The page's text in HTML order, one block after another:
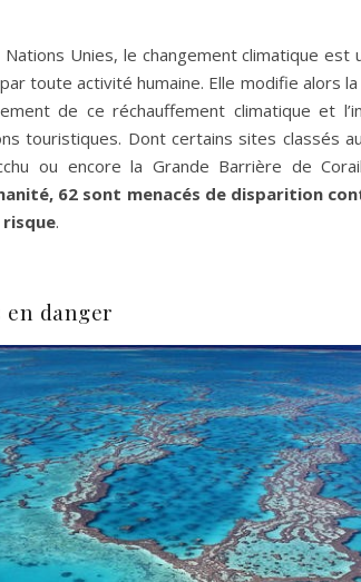
Unies, le changement climatique est
toute activité humaine. Elle modifie alors
de ce réchauffement climatique et
touristiques. Dont certains sites classés
ou encore la Grande Barrière de
62 sont menacés de disparition
.
en danger